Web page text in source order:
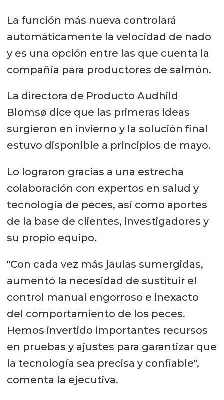
La función más nueva controlará
automáticamente la velocidad de nado
y es una opción entre las que cuenta la
compañía para productores de salmón.
La directora de Producto Audhild
Blomsø dice que las primeras ideas
surgieron en invierno y la solución final
estuvo disponible a principios de mayo.
Lo lograron gracias a una estrecha
colaboración con expertos en salud y
tecnología de peces, así como aportes
de la base de clientes, investigadores y
su propio equipo.
"Con cada vez más jaulas sumergidas,
aumentó la necesidad de sustituir el
control manual engorroso e inexacto
del comportamiento de los peces.
Hemos invertido importantes recursos
en pruebas y ajustes para garantizar que
la tecnología sea precisa y confiable",
comenta la ejecutiva.